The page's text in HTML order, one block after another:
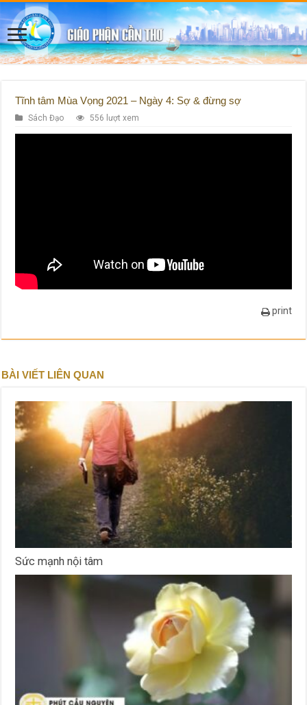
Tĩnh tâm Mùa Vọng 2021 – Ngày 4: Sợ & đừng sợ
Sách Đạo 556 lượt xem
print
BÀI VIẾT LIÊN QUAN
Sức mạnh nội tâm